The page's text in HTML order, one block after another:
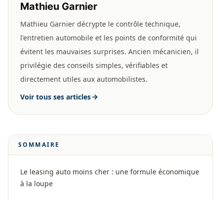
Mathieu Garnier
Mathieu Garnier décrypte le contrôle technique,
l'entretien automobile et les points de conformité qui
évitent les mauvaises surprises. Ancien mécanicien, il
privilégie des conseils simples, vérifiables et
directement utiles aux automobilistes.
Voir tous ses articles
SOMMAIRE
Le leasing auto moins cher : une formule économique
à la loupe